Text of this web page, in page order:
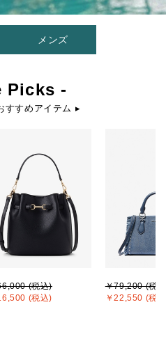
メンズ
Picks -
すすめアイテム ▸
(税込)
(税込)
￥79,200 (税
￥22,550 (税